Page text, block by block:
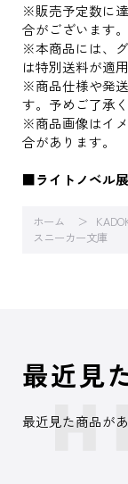
※販売予定数に
合がございます。
※本商品には、
は特別送料が適
※商品仕様や発
す。予めご了承く
※商品画像はイ
合があります。
■ライトノベル
ホーム
スニーカー文庫
最近見
最近見た商品があ